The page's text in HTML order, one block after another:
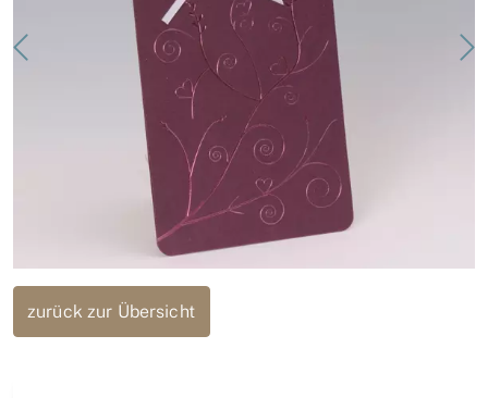
zurück zur Übersicht